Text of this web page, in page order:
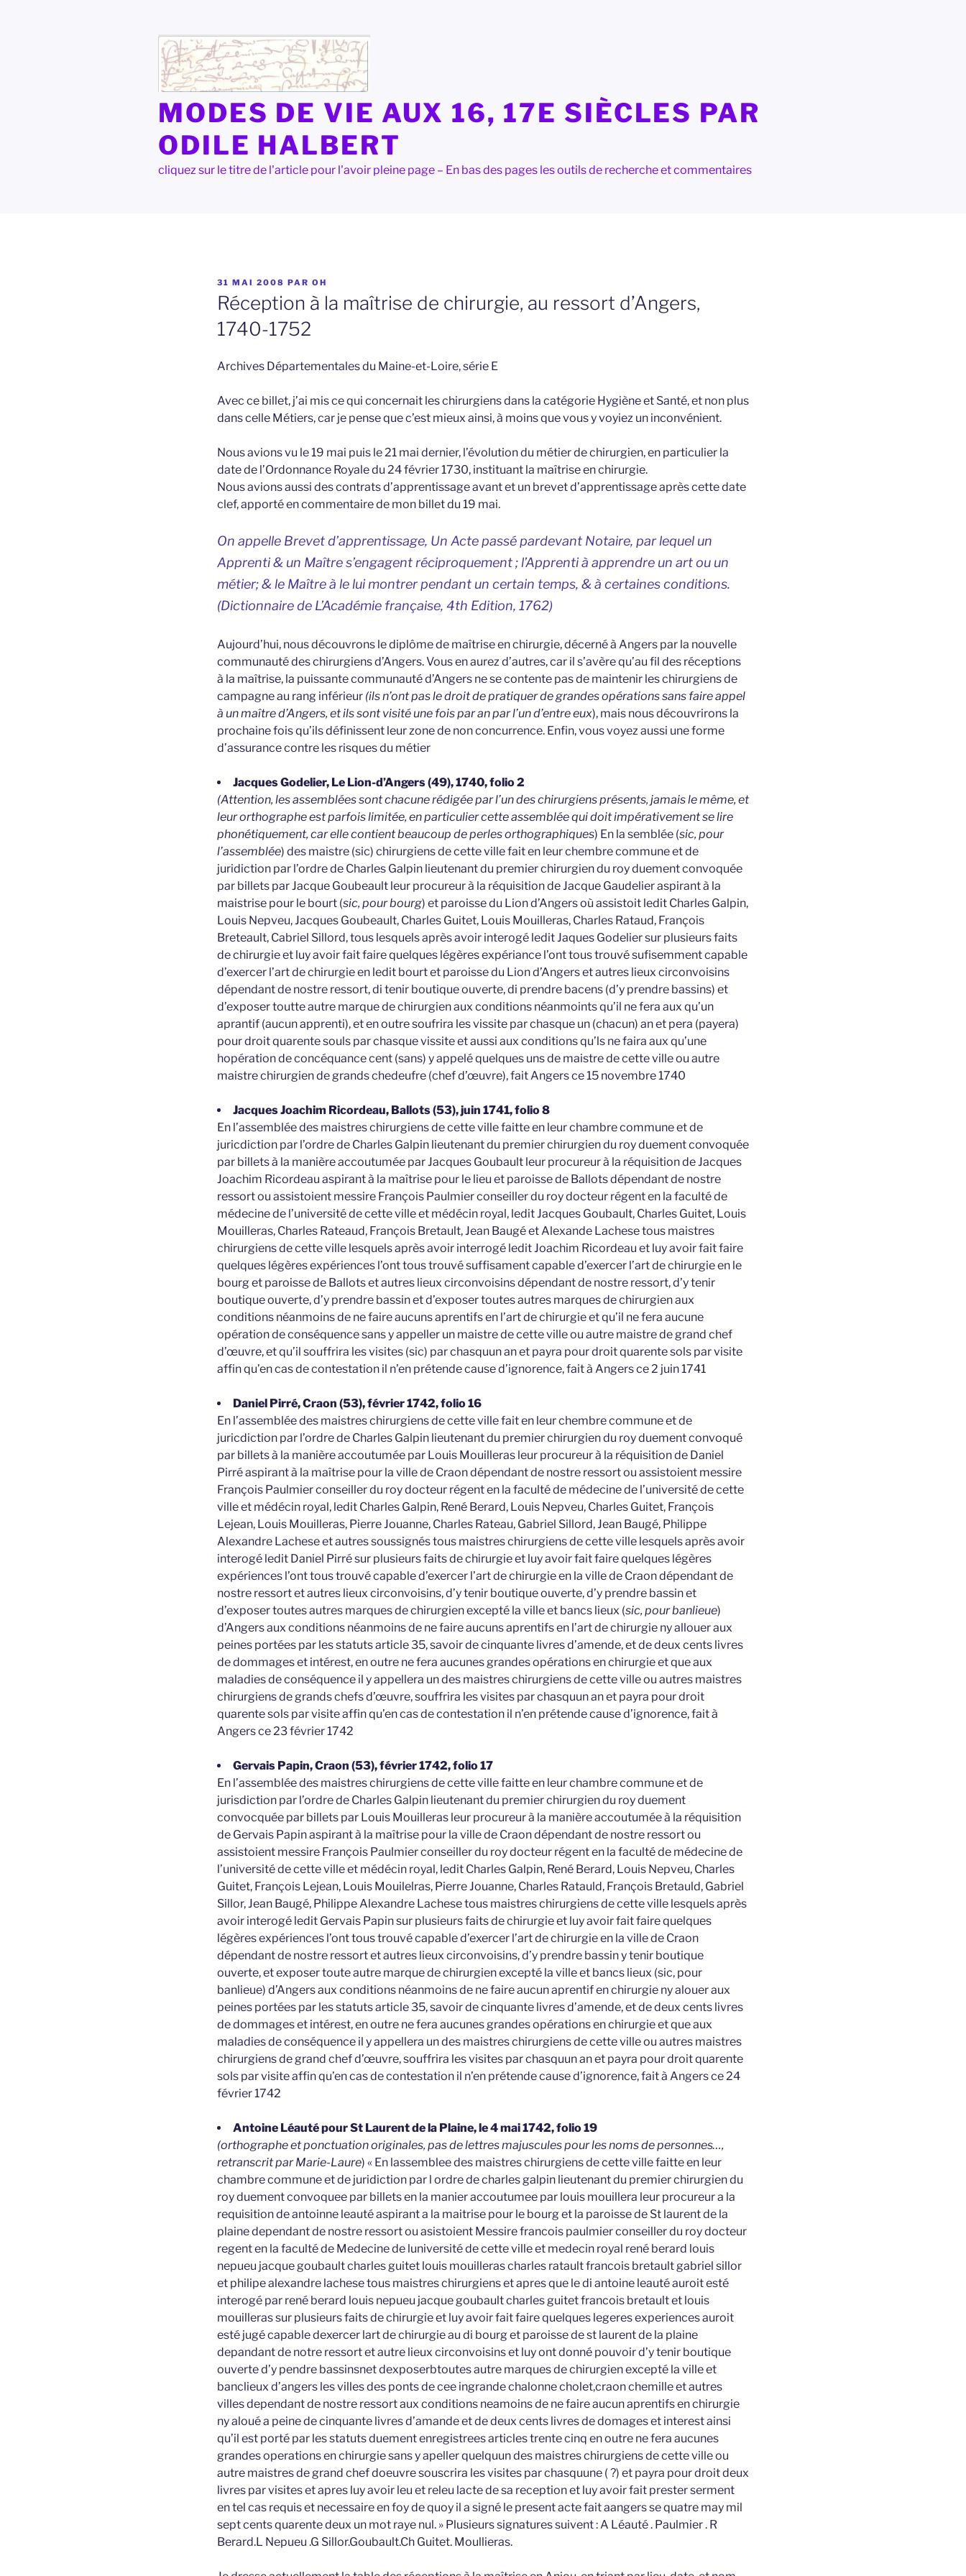
MODES DE VIE AUX 16, 17E SIÈCLES PAR
ODILE HALBERT
cliquez sur le titre de l'article pour l'avoir pleine page – En bas des pages les outils de recherche et commentaires
PUBLIÉ
LE
31 MAI 2008 PAR OH
Réception à la maîtrise de chirurgie, au ressort d’Angers,
1740-1752
Archives Départementales du Maine-et-Loire, série E
Avec ce billet, j’ai mis ce qui concernait les chirurgiens dans la catégorie Hygiène et Santé, et non plus
dans celle Métiers, car je pense que c’est mieux ainsi, à moins que vous y voyiez un inconvénient.
Nous avions vu le 19 mai puis le 21 mai dernier, l’évolution du métier de chirurgien, en particulier la
date de l’Ordonnance Royale du 24 février 1730, instituant la maîtrise en chirurgie.
Nous avions aussi des contrats d’apprentissage avant et un brevet d’apprentissage après cette date
clef, apporté en commentaire de mon billet du 19 mai.
On appelle Brevet d’apprentissage, Un Acte passé pardevant Notaire, par lequel un
Apprenti & un Maître s’engagent réciproquement ; l’Apprenti à apprendre un art ou un
métier; & le Maître à le lui montrer pendant un certain temps, & à certaines conditions.
(Dictionnaire de L’Académie française, 4th Edition, 1762)
Aujourd’hui, nous découvrons le diplôme de maîtrise en chirurgie, décerné à Angers par la nouvelle
communauté des chirurgiens d’Angers. Vous en aurez d’autres, car il s’avère qu’au fil des réceptions
à la maîtrise, la puissante communauté d’Angers ne se contente pas de maintenir les chirurgiens de
campagne au rang inférieur (ils n’ont pas le droit de pratiquer de grandes opérations sans faire appel
à un maître d’Angers, et ils sont visité une fois par an par l’un d’entre eux), mais nous découvrirons la
prochaine fois qu’ils définissent leur zone de non concurrence. Enfin, vous voyez aussi une forme
d’assurance contre les risques du métier
Jacques Godelier, Le Lion-d’Angers (49), 1740, folio 2
(Attention, les assemblées sont chacune rédigée par l’un des chirurgiens présents, jamais le même, et
leur orthographe est parfois limitée, en particulier cette assemblée qui doit impérativement se lire
phonétiquement, car elle contient beaucoup de perles orthographiques) En la semblée (sic, pour
l’assemblée) des maistre (sic) chirurgiens de cette ville fait en leur chembre commune et de
juridiction par l’ordre de Charles Galpin lieutenant du premier chirurgien du roy duement convoquée
par billets par Jacque Goubeault leur procureur à la réquisition de Jacque Gaudelier aspirant à la
maistrise pour le bourt (sic, pour bourg) et paroisse du Lion d’Angers où assistoit ledit Charles Galpin,
Louis Nepveu, Jacques Goubeault, Charles Guitet, Louis Mouilleras, Charles Rataud, François
Breteault, Cabriel Sillord, tous lesquels après avoir interogé ledit Jaques Godelier sur plusieurs faits
de chirurgie et luy avoir fait faire quelques légères expériance l’ont tous trouvé sufisemment capable
d’exercer l’art de chirurgie en ledit bourt et paroisse du Lion d’Angers et autres lieux circonvoisins
dépendant de nostre ressort, di tenir boutique ouverte, di prendre bacens (d’y prendre bassins) et
d’exposer toutte autre marque de chirurgien aux conditions néanmoints qu’il ne fera aux qu’un
aprantif (aucun apprenti), et en outre soufrira les vissite par chasque un (chacun) an et pera (payera)
pour droit quarente souls par chasque vissite et aussi aux conditions qu’ls ne faira aux qu’une
hopération de concéquance cent (sans) y appelé quelques uns de maistre de cette ville ou autre
maistre chirurgien de grands chedeufre (chef d’œuvre), fait Angers ce 15 novembre 1740
Jacques Joachim Ricordeau, Ballots (53), juin 1741, folio 8
En l’assemblée des maistres chirurgiens de cette ville faitte en leur chambre commune et de
juricdiction par l’ordre de Charles Galpin lieutenant du premier chirurgien du roy duement convoquée
par billets à la manière accoutumée par Jacques Goubault leur procureur à la réquisition de Jacques
Joachim Ricordeau aspirant à la maîtrise pour le lieu et paroisse de Ballots dépendant de nostre
ressort ou assistoient messire François Paulmier conseiller du roy docteur régent en la faculté de
médecine de l’université de cette ville et médécin royal, ledit Jacques Goubault, Charles Guitet, Louis
Mouilleras, Charles Rateaud, François Bretault, Jean Baugé et Alexande Lachese tous maistres
chirurgiens de cette ville lesquels après avoir interrogé ledit Joachim Ricordeau et luy avoir fait faire
quelques légères expériences l’ont tous trouvé suffisament capable d’exercer l’art de chirurgie en le
bourg et paroisse de Ballots et autres lieux circonvoisins dépendant de nostre ressort, d’y tenir
boutique ouverte, d’y prendre bassin et d’exposer toutes autres marques de chirurgien aux
conditions néanmoins de ne faire aucuns aprentifs en l’art de chirurgie et qu’il ne fera aucune
opération de conséquence sans y appeller un maistre de cette ville ou autre maistre de grand chef
d’œuvre, et qu’il souffrira les visites (sic) par chasquun an et payra pour droit quarente sols par visite
affin qu’en cas de contestation il n’en prétende cause d’ignorence, fait à Angers ce 2 juin 1741
Daniel Pirré, Craon (53), février 1742, folio 16
En l’assemblée des maistres chirurgiens de cette ville fait en leur chembre commune et de
juricdiction par l’ordre de Charles Galpin lieutenant du premier chirurgien du roy duement convoqué
par billets à la manière accoutumée par Louis Mouilleras leur procureur à la réquisition de Daniel
Pirré aspirant à la maîtrise pour la ville de Craon dépendant de nostre ressort ou assistoient messire
François Paulmier conseiller du roy docteur régent en la faculté de médecine de l’université de cette
ville et médécin royal, ledit Charles Galpin, René Berard, Louis Nepveu, Charles Guitet, François
Lejean, Louis Mouilleras, Pierre Jouanne, Charles Rateau, Gabriel Sillord, Jean Baugé, Philippe
Alexandre Lachese et autres soussignés tous maistres chirurgiens de cette ville lesquels après avoir
interogé ledit Daniel Pirré sur plusieurs faits de chirurgie et luy avoir fait faire quelques légères
expériences l’ont tous trouvé capable d’exercer l’art de chirurgie en la ville de Craon dépendant de
nostre ressort et autres lieux circonvoisins, d’y tenir boutique ouverte, d’y prendre bassin et
d’exposer toutes autres marques de chirurgien excepté la ville et bancs lieux (sic, pour banlieue)
d’Angers aux conditions néanmoins de ne faire aucuns aprentifs en l’art de chirurgie ny allouer aux
peines portées par les statuts article 35, savoir de cinquante livres d’amende, et de deux cents livres
de dommages et intérest, en outre ne fera aucunes grandes opérations en chirurgie et que aux
maladies de conséquence il y appellera un des maistres chirurgiens de cette ville ou autres maistres
chirurgiens de grands chefs d’œuvre, souffrira les visites par chasquun an et payra pour droit
quarente sols par visite affin qu’en cas de contestation il n’en prétende cause d’ignorence, fait à
Angers ce 23 février 1742
Gervais Papin, Craon (53), février 1742, folio 17
En l’assemblée des maistres chirurgiens de cette ville faitte en leur chambre commune et de
jurisdiction par l’ordre de Charles Galpin lieutenant du premier chirurgien du roy duement
convocquée par billets par Louis Mouilleras leur procureur à la manière accoutumée à la réquisition
de Gervais Papin aspirant à la maîtrise pour la ville de Craon dépendant de nostre ressort ou
assistoient messire François Paulmier conseiller du roy docteur régent en la faculté de médecine de
l’université de cette ville et médécin royal, ledit Charles Galpin, René Berard, Louis Nepveu, Charles
Guitet, François Lejean, Louis Mouilelras, Pierre Jouanne, Charles Ratauld, François Bretauld, Gabriel
Sillor, Jean Baugé, Philippe Alexandre Lachese tous maistres chirurgiens de cette ville lesquels après
avoir interogé ledit Gervais Papin sur plusieurs faits de chirurgie et luy avoir fait faire quelques
légères expériences l’ont tous trouvé capable d’exercer l’art de chirurgie en la ville de Craon
dépendant de nostre ressort et autres lieux circonvoisins, d’y prendre bassin y tenir boutique
ouverte, et exposer toute autre marque de chirurgien excepté la ville et bancs lieux (sic, pour
banlieue) d’Angers aux conditions néanmoins de ne faire aucun aprentif en chirurgie ny alouer aux
peines portées par les statuts article 35, savoir de cinquante livres d’amende, et de deux cents livres
de dommages et intérest, en outre ne fera aucunes grandes opérations en chirurgie et que aux
maladies de conséquence il y appellera un des maistres chirurgiens de cette ville ou autres maistres
chirurgiens de grand chef d’œuvre, souffrira les visites par chasquun an et payra pour droit quarente
sols par visite affin qu’en cas de contestation il n’en prétende cause d’ignorence, fait à Angers ce 24
février 1742
Antoine Léauté pour St Laurent de la Plaine, le 4 mai 1742, folio 19
(orthographe et ponctuation originales, pas de lettres majuscules pour les noms de personnes…,
retranscrit par Marie-Laure) « En lassemblee des maistres chirurgiens de cette ville faitte en leur
chambre commune et de juridiction par l ordre de charles galpin lieutenant du premier chirurgien du
roy duement convoquee par billets en la manier accoutumee par louis mouillera leur procureur a la
requisition de antoinne leauté aspirant a la maitrise pour le bourg et la paroisse de St laurent de la
plaine dependant de nostre ressort ou asistoient Messire francois paulmier conseiller du roy docteur
regent en la faculté de Medecine de luniversité de cette ville et medecin royal rené berard louis
nepueu jacque goubault charles guitet louis mouilleras charles ratault francois bretault gabriel sillor
et philipe alexandre lachese tous maistres chirurgiens et apres que le di antoine leauté auroit esté
interogé par rené berard louis nepueu jacque goubault charles guitet francois bretault et louis
mouilleras sur plusieurs faits de chirurgie et luy avoir fait faire quelques legeres experiences auroit
esté jugé capable dexercer lart de chirurgie au di bourg et paroisse de st laurent de la plaine
depandant de notre ressort et autre lieux circonvoisins et luy ont donné pouvoir d’y tenir boutique
ouverte d’y pendre bassinsnet dexposerbtoutes autre marques de chirurgien excepté la ville et
banclieux d’angers les villes des ponts de cee ingrande chalonne cholet,craon chemille et autres
villes dependant de nostre ressort aux conditions neamoins de ne faire aucun aprentifs en chirurgie
ny aloué a peine de cinquante livres d’amande et de deux cents livres de domages et interest ainsi
qu’il est porté par les statuts duement enregistrees articles trente cinq en outre ne fera aucunes
grandes operations en chirurgie sans y apeller quelquun des maistres chirurgiens de cette ville ou
autre maistres de grand chef doeuvre souscrira les visites par chasquune ( ?) et payra pour droit deux
livres par visites et apres luy avoir leu et releu lacte de sa reception et luy avoir fait prester serment
en tel cas requis et necessaire en foy de quoy il a signé le present acte fait aangers se quatre may mil
sept cents quarente deux un mot raye nul. » Plusieurs signatures suivent : A Léauté . Paulmier . R
Berard.L Nepueu .G Sillor.Goubault.Ch Guitet. Moullieras.